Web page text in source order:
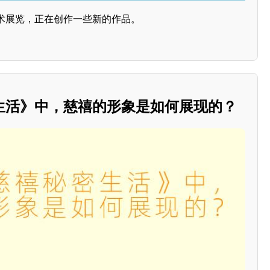
览，正在创作一些新的作品。
》中，慈禧的形象是如何展现的？